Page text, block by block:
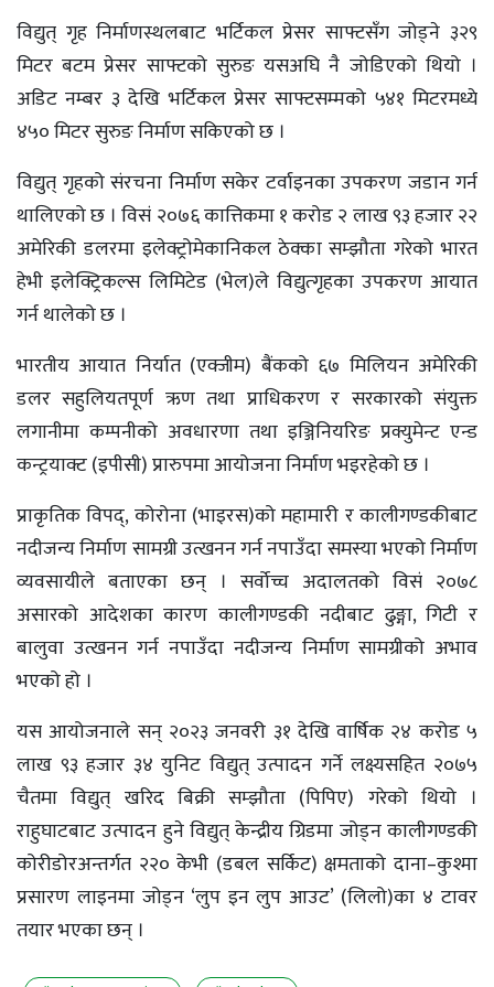
विद्युत् गृह निर्माणस्थलबाट भर्टिकल प्रेसर साफ्टसँग जोड्ने ३२९
मिटर बटम प्रेसर साफ्टको सुरुङ यसअघि नै जोडिएको थियो ।
अडिट नम्बर ३ देखि भर्टिकल प्रेसर साफ्टसम्मको ५४१ मिटरमध्ये
४५० मिटर सुरुङ निर्माण सकिएको छ ।
विद्युत् गृहको संरचना निर्माण सकेर टर्वाइनका उपकरण जडान गर्न
थालिएको छ । विसं २०७६ कात्तिकमा १ करोड २ लाख ९३ हजार २२
अमेरिकी डलरमा इलेक्ट्रोमेकानिकल ठेक्का सम्झौता गरेको भारत
हेभी इलेक्ट्रिकल्स लिमिटेड (भेल)ले विद्युत्गृहका उपकरण आयात
गर्न थालेको छ ।
भारतीय आयात निर्यात (एक्जीम) बैंकको ६७ मिलियन अमेरिकी
डलर सहुलियतपूर्ण ऋण तथा प्राधिकरण र सरकारको संयुक्त
लगानीमा कम्पनीको अवधारणा तथा इञ्जिनियरिङ प्रक्युमेन्ट एन्ड
कन्ट्रयाक्ट (इपीसी) प्रारुपमा आयोजना निर्माण भइरहेको छ ।
प्राकृतिक विपद्, कोरोना (भाइरस)को महामारी र कालीगण्डकीबाट
नदीजन्य निर्माण सामग्री उत्खनन गर्न नपाउँदा समस्या भएको निर्माण
व्यवसायीले बताएका छन् । सर्वोच्च अदालतको विसं २०७८
असारको आदेशका कारण कालीगण्डकी नदीबाट ढुङ्गा, गिटी र
बालुवा उत्खनन गर्न नपाउँदा नदीजन्य निर्माण सामग्रीको अभाव
भएको हो ।
यस आयोजनाले सन् २०२३ जनवरी ३१ देखि वार्षिक २४ करोड ५
लाख ९३ हजार ३४ युनिट विद्युत् उत्पादन गर्ने लक्ष्यसहित २०७५
चैतमा विद्युत् खरिद बिक्री सम्झौता (पिपिए) गरेको थियो ।
राहुघाटबाट उत्पादन हुने विद्युत् केन्द्रीय ग्रिडमा जोड्न कालीगण्डकी
कोरीडोरअन्तर्गत २२० केभी (डबल सर्किट) क्षमताको दाना–कुश्मा
प्रसारण लाइनमा जोड्न ‘लुप इन लुप आउट’ (लिलो)का ४ टावर
तयार भएका छन् ।